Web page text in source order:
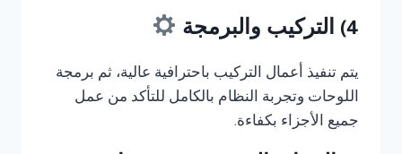
4) التركيب والبرمجة
يتم تنفيذ أعمال التركيب باحترافية عالية، ثم برمجة
اللوحات وتجربة النظام بالكامل للتأكد من عمل
جميع الأجزاء بكفاءة.